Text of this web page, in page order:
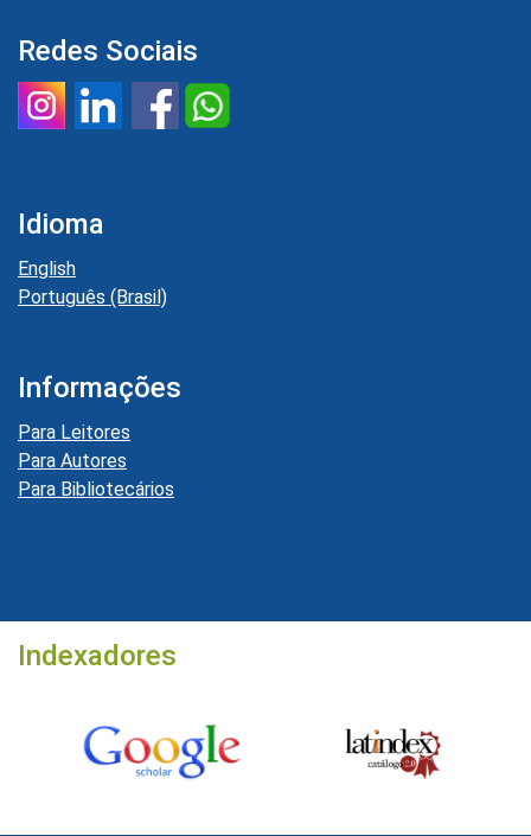
Redes Sociais
Idioma
English
Português (Brasil)
Informações
Para Leitores
Para Autores
Para Bibliotecários
Indexadores